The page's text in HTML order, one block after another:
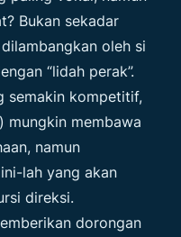
Bukan sekadar
oleh si
“lidah perak”.
semakin kompetitif,
) mungkin membawa
namun
lah yang akan
direksi.
dorongan